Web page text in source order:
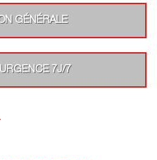
GÉNÉRALE
7J/7